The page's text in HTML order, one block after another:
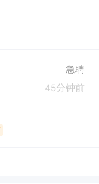
急聘
45分钟前